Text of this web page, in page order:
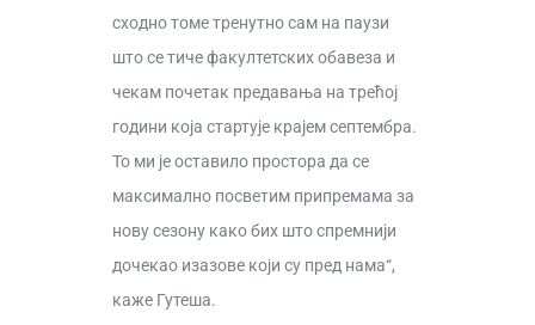
сходно томе тренутно сам на паузи
што се тиче факултетских обавеза и
чекам почетак предавања на трећој
години која стартује крајем септембра.
То ми је оставило простора да се
максимално посветим припремама за
нову сезону како бих што спремнији
дочекао изазове који су пред нама“,
каже Гутеша.